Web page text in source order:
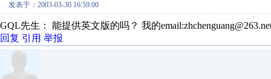
发表于：2003-03-30 16:59:00
GQL先生： 能提供英文版的吗？ 我的
回复 引用 举报